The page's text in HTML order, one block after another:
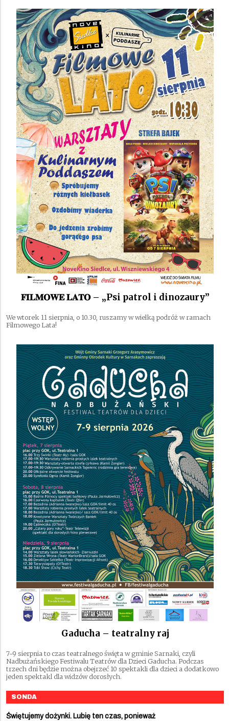
𝐅𝐈𝐋𝐌𝐎𝐖𝐄 𝐋𝐀𝐓𝐎 – „Psi patrol i dinozaury”
We wtorek 11 sierpnia, o 10.30, ruszamy w wielką podróż w ramach
Filmowego Lata!
Gaducha – teatralny raj
7-9 sierpnia to czas teatralnego święta w gminie Sarnaki, czyli
Nadbużańskiego Festiwalu Teatrów dla Dzieci Gaducha. Podczas
trzech dni będzie można obejrzeć 10 spektakli dla dzieci a dodatkowo
jeden spektakl dla widzów dorosłych.
SONDA
Świętujemy dożynki. Lubię ten czas, ponieważ